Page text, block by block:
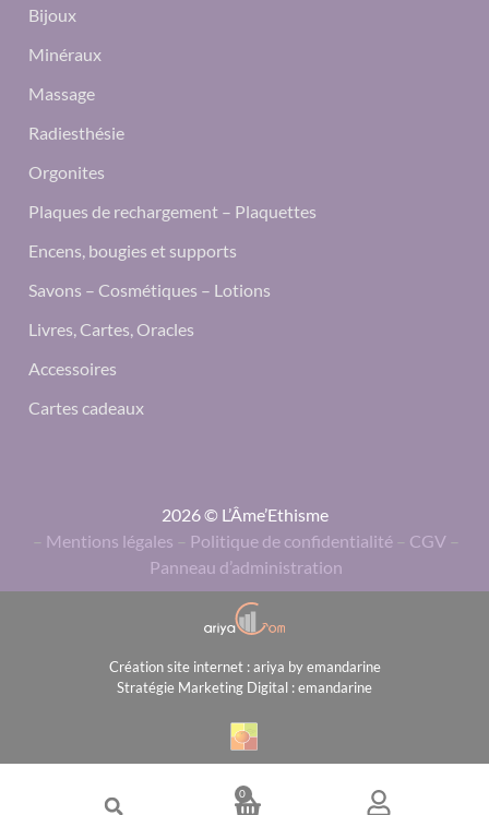
0
Bijoux
Minéraux
Massage
Radiesthésie
Orgonites
Plaques de rechargement – Plaquettes
Encens, bougies et supports
Savons – Cosmétiques – Lotions
Livres, Cartes, Oracles
Accessoires
Cartes cadeaux
2026 © L’Âme’Ethisme
– Mentions légales – Politique de confidentialité – CGV –
Panneau d’administration
Création site internet : ariya by emandarine
Stratégie Marketing Digital : emandarine